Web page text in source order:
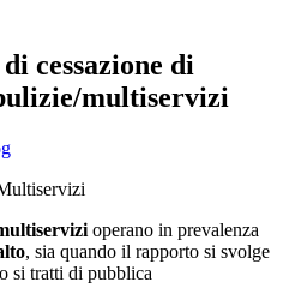
cessazione di
multiservizi
operano in prevalenza
, sia quando il rapporto si svolge
si tratti di pubblica